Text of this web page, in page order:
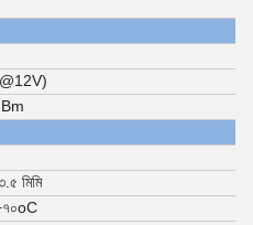
মিমি
oC